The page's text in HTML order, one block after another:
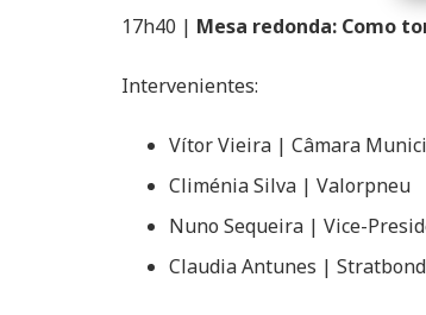
17h40 | Mesa redonda: Como
Intervenientes:
Vítor Vieira | Câmara
Climénia Silva | Valorpneu
Nuno Sequeira | Vice-
Claudia Antunes |